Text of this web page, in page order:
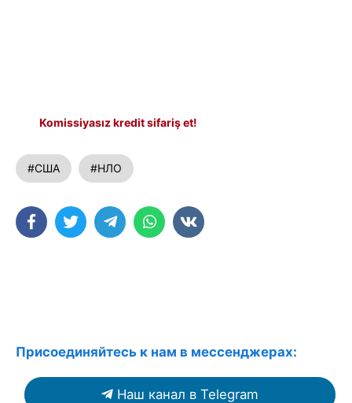
Komissiyasız kredit sifariş et!
#США #НЛО
Присоединяйтесь к нам в мессенджерах:
Наш канал в Telegram